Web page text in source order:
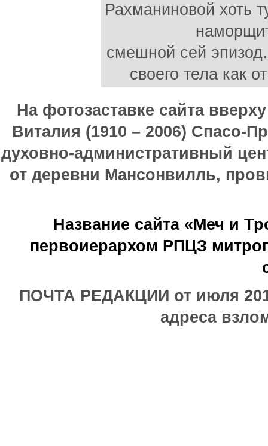
Рахманиновой хоть
смешной сей
своего тела как
На фотозаставке сайта
Виталия (1910 – 2006) Спасо-
духовно-административный
от деревни Мансонвилль,
Название сайта «Меч и
первоиерархом РПЦЗ
ПОЧТА РЕДАКЦИИ от июля
адреса